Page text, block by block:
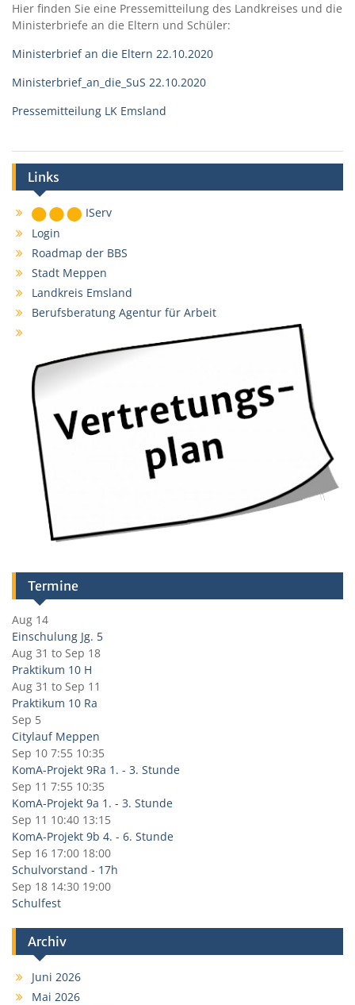
Hier finden Sie eine Pressemitteilung des Landkreises und die
Ministerbriefe an die Eltern und Schüler:
Ministerbrief an die Eltern 22.10.2020
Ministerbrief_an_die_SuS 22.10.2020
Pressemitteilung LK Emsland
Links
IServ
Login
Roadmap der BBS
Stadt Meppen
Landkreis Emsland
Berufsberatung Agentur für Arbeit
Termine
Aug 14
Einschulung Jg. 5
Aug 31 to Sep 18
Praktikum 10 H
Aug 31 to Sep 11
Praktikum 10 Ra
Sep 5
Citylauf Meppen
Sep 10 7:55 10:35
KomA-Projekt 9Ra 1. - 3. Stunde
Sep 11 7:55 10:35
KomA-Projekt 9a 1. - 3. Stunde
Sep 11 10:40 13:15
KomA-Projekt 9b 4. - 6. Stunde
Sep 16 17:00 18:00
Schulvorstand - 17h
Sep 18 14:30 19:00
Schulfest
Archiv
Juni 2026
Mai 2026